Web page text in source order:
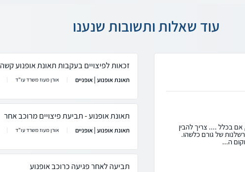
עוד שאלות ותשובות שנענו
בכלל .... צריך להבין
של גורם כלשהו.
ה...
זכאות לפיצויים בעקבות תאונת אופנוע קשה
תאונת אופנוע | אופניים אורן מעוז משרד עו"ד
תאונת אופנוע - תביעת פיצויים מרוכב אחר
תאונת אופנוע | אופניים אורן מעוז משרד עו"ד
תביעה לאחר פגיעה כרוכב אופנוע